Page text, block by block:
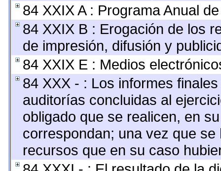
84 XXIX A : Programa Anual
84 XXIX B : Erogación de los
de impresión, difusión y
84 XXIX E : Medios
84 XXX - : Los informes
auditorías concluidas al
obligado que se realicen, en
correspondan; una vez que
recursos que en su caso